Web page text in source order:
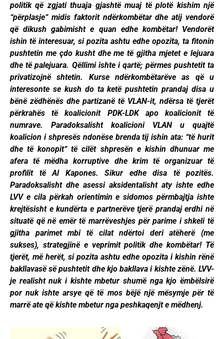
politik që zgjati thuaja gjashtë muaj të plotë kishim një
“përplasje“ midis faktorit ndërkombëtar dhe atij vendorë
që dikush gabimisht e quan edhe kombëtar! Vendorët
ishin të interesuar, si pozita ashtu edhe opozita, ta fitonin
pushtetin me çdo kusht dhe me të gjitha mjetet e lejuara
dhe të palejuara. Qëllimi ishte i qartë; përmes pushtetit ta
privatizojnë shtetin. Kurse ndërkombëtarëve as që u
interesonte se kush do ta ketë pushtetin prandaj disa u
bënë zëdhënës dhe partizanë të VLAN-it, ndërsa të tjerët
përkrahës të koalicionit PDK-LDK apo koalicionit të
numrave. Paradoksalisht koalicioni VLAN u quajtë
koalicion i shpresës ndonëse brenda tij ishin ata: “të hurit
dhe të konopit“ të cilët shpresën e kishin dhunuar me
afera të mëdha korruptive dhe krim të organizuar të
profilit të Al Kapones. Sikur edhe disa të pozitës.
Paradoksalisht dhe asessi aksidentalisht aty ishte edhe
LVV e cila përkah orientimin e sidomos përmbajtja ishte
krejtësisht e kundërta e partnerëve tjerë prandaj erdhi në
situatë që në emër të marrëveshjes për parime i shkeli të
gjitha parimet mbi të cilat ndërtoi deri atëherë (me
sukses), strategjinë e veprimit politik dhe kombëtar! Të
tjerët, më herët, si pozita ashtu edhe opozita i kishin rënë
bakllavasë së pushtetit dhe kjo bakllava i kishte zënë. LVV-
je realisht nuk i kishte mbetur shumë nga kjo ëmbëlsirë
por nuk ishte arsye që të mos bëjë një mësymje për të
marrë ate që kishte mbetur nga peshkaqenjt e mëdhenj.